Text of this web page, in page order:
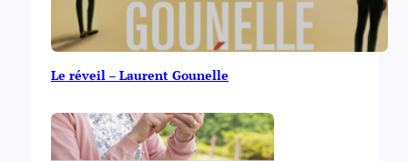
Le réveil – Laurent Gounelle